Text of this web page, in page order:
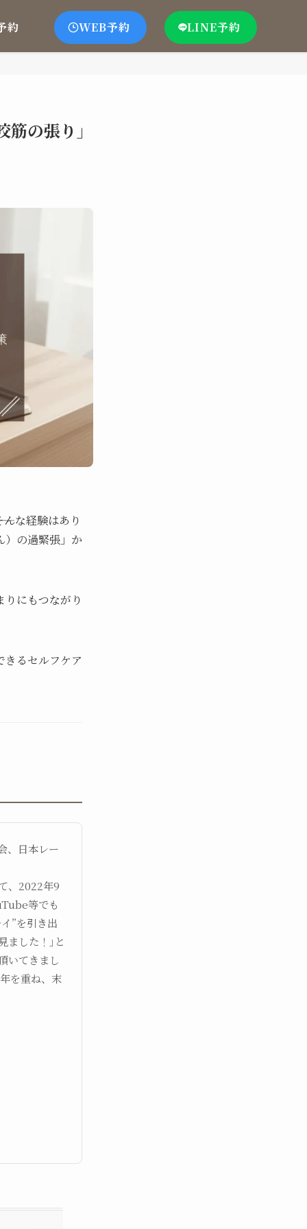
約 WEB予約 LINE予約
の張り」
な経験はあり
）の過緊張」か
にもつながり
きるセルフケア
、日本レー
、2022年9
等でも
”を引き出
ました！｣と
いてきまし
を重ね、末